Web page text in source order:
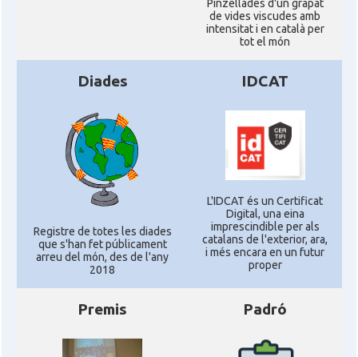
Pinzellades d'un grapat
de vides viscudes amb
intensitat i en català per
tot el món
Diades
Registre de totes les diades
que s'han fet públicament
arreu del món, des de l'any
2018
IDCAT
L'IDCAT és un Certificat
Digital, una eina
imprescindible per als
catalans de l'exterior, ara,
i més encara en un futur
proper
Premis Padró